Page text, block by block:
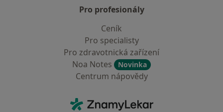
Pro profesionály
Ceník
Pro specialisty
Pro zdravotnická zařízení
Noa Notes
Novinka
Centrum nápovědy
ZnamyLekar - Hlavní stránka